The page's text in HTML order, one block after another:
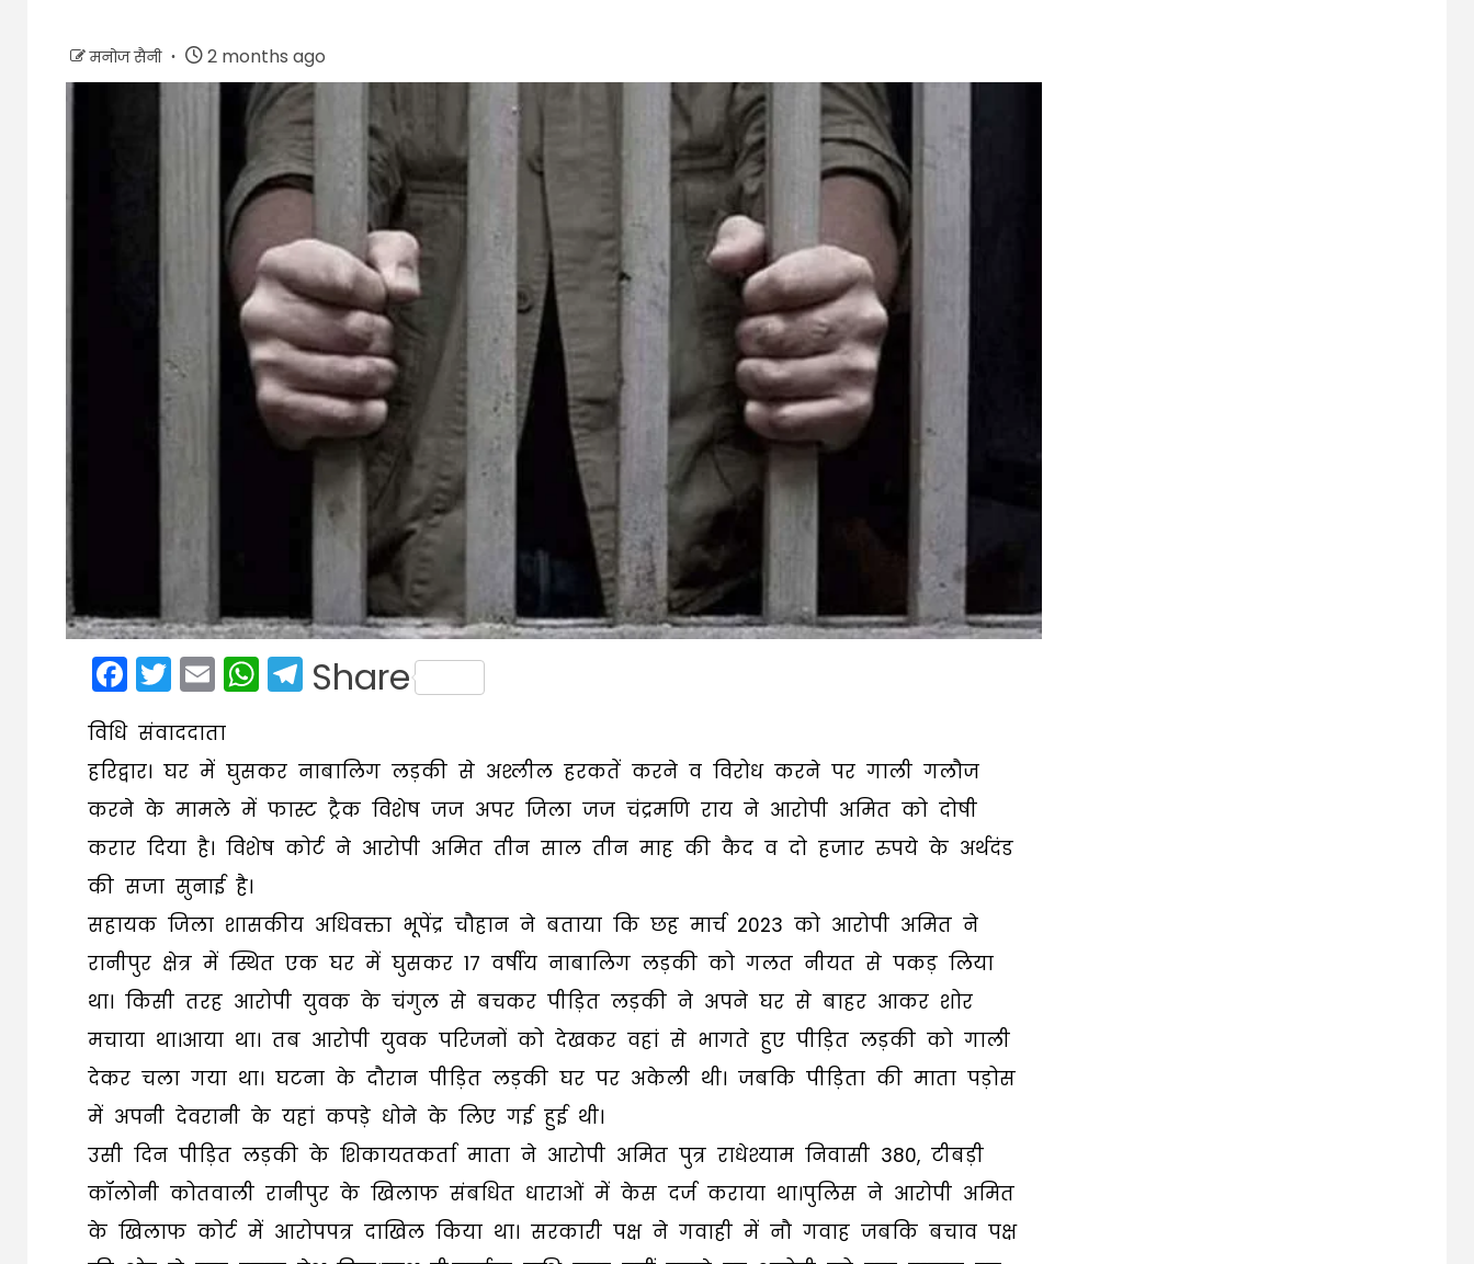
मनोज सैनी 2 months ago
Facebook
Twitter
EmailWhatsApp
Telegram
Share
विधि संवाददाता
हरिद्वार। घर में घुसकर नाबालिग लड़की से अश्लील हरकतें करने व विरोध करने पर गाली गलौज
करने के मामले में फास्ट ट्रैक विशेष जज अपर जिला जज चंद्रमणि राय ने आरोपी अमित को दोषी
करार दिया है। विशेष कोर्ट ने आरोपी अमित तीन साल तीन माह की कैद व दो हजार रुपये के अर्थदंड
की सजा सुनाई है।
सहायक जिला शासकीय अधिवक्ता भूपेंद्र चौहान ने बताया कि छह मार्च 2023 को आरोपी अमित ने
रानीपुर क्षेत्र में स्थित एक घर में घुसकर 17 वर्षीय नाबालिग लड़की को गलत नीयत से पकड़ लिया
था। किसी तरह आरोपी युवक के चंगुल से बचकर पीड़ित लड़की ने अपने घर से बाहर आकर शोर
मचाया था।आया था। तब आरोपी युवक परिजनों को देखकर वहां से भागते हुए पीड़ित लड़की को गाली
देकर चला गया था। घटना के दौरान पीड़ित लड़की घर पर अकेली थी। जबकि पीड़िता की माता पड़ोस
में अपनी देवरानी के यहां कपड़े धोने के लिए गई हुई थी।
उसी दिन पीड़ित लड़की के शिकायतकर्ता माता ने आरोपी अमित पुत्र राधेश्याम निवासी 380, टीबड़ी
कॉलोनी कोतवाली रानीपुर के खिलाफ संबधित धाराओं में केस दर्ज कराया था।पुलिस ने आरोपी अमित
के खिलाफ कोर्ट में आरोपपत्र दाखिल किया था। सरकारी पक्ष ने गवाही में नौ गवाह जबकि बचाव पक्ष